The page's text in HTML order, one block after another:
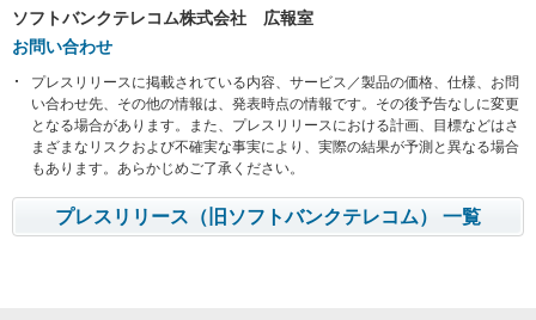
ソフトバンクテレコム株式会社 広報室
お問い合わせ
プレスリリースに掲載されている内容、サービス／製品の価格、仕様、お問
い合わせ先、その他の情報は、発表時点の情報です。その後予告なしに変更
となる場合があります。また、プレスリリースにおける計画、目標などはさ
まざまなリスクおよび不確実な事実により、実際の結果が予測と異なる場合
もあります。あらかじめご了承ください。
プレスリリース（旧ソフトバンクテレコム） 一覧